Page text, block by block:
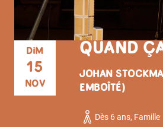
DIM
15
NOV
QUAND
JOHAN
EMBOÎTÉ)
Dès 6 ans, Famille